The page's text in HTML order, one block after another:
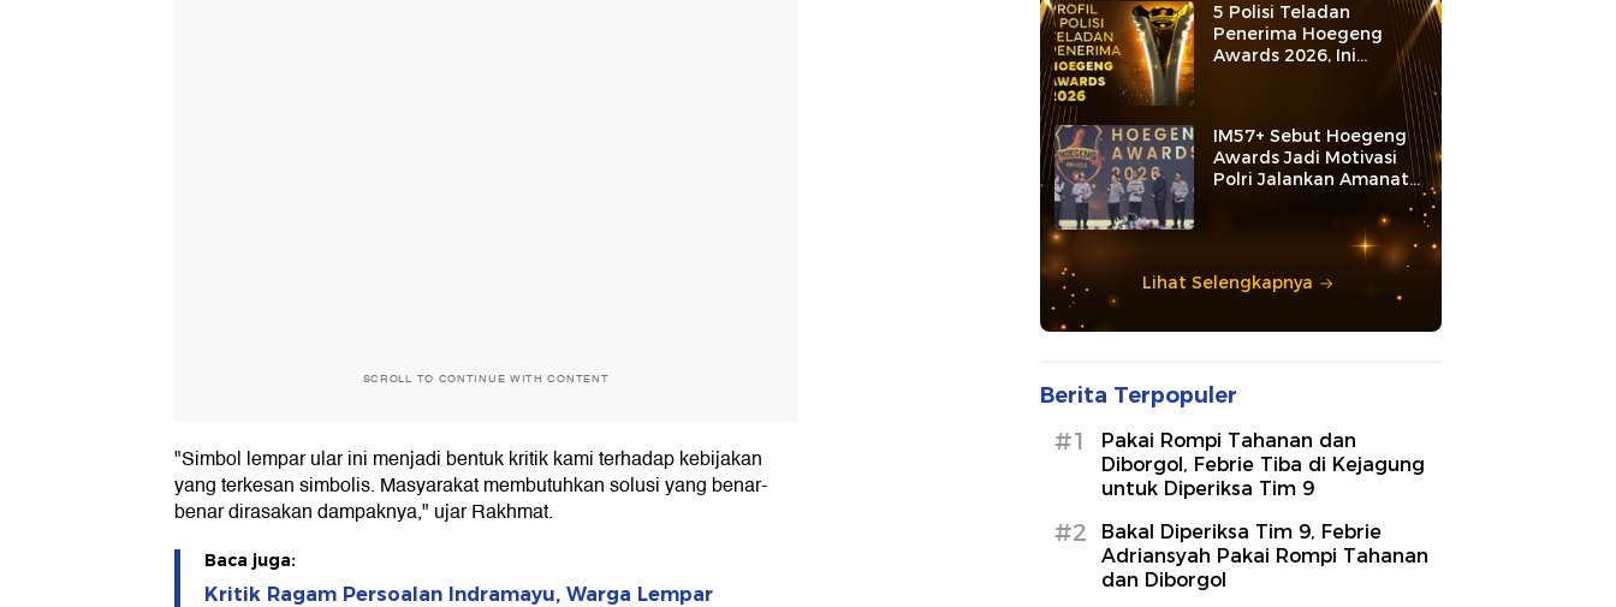
SCROLL TO CONTINUE WITH CONTENT
"Simbol lempar ular ini menjadi bentuk kritik kami terhadap kebijakan
yang terkesan simbolis. Masyarakat membutuhkan solusi yang benar-
benar dirasakan dampaknya," ujar Rakhmat.
Baca juga:
Kritik Ragam Persoalan Indramayu, Warga Lempar
5 Polisi Teladan
Penerima Hoegeng
Awards 2026, Ini
Kategori dan Kiprahnya
IM57+ Sebut Hoegeng
Awards Jadi Motivasi
Polri Jalankan Amanat
Lihat Selengkapnya
Berita Terpopuler
#1
Pakai Rompi Tahanan dan
Diborgol, Febrie Tiba di Kejagung
untuk Diperiksa Tim 9
#2
Bakal Diperiksa Tim 9, Febrie
Adriansyah Pakai Rompi Tahanan
dan Diborgol